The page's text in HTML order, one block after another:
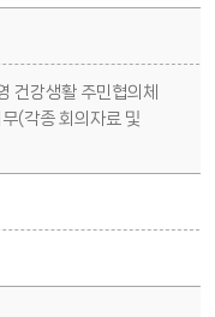
건강생활 주민협의체
(각종 회의자료 및